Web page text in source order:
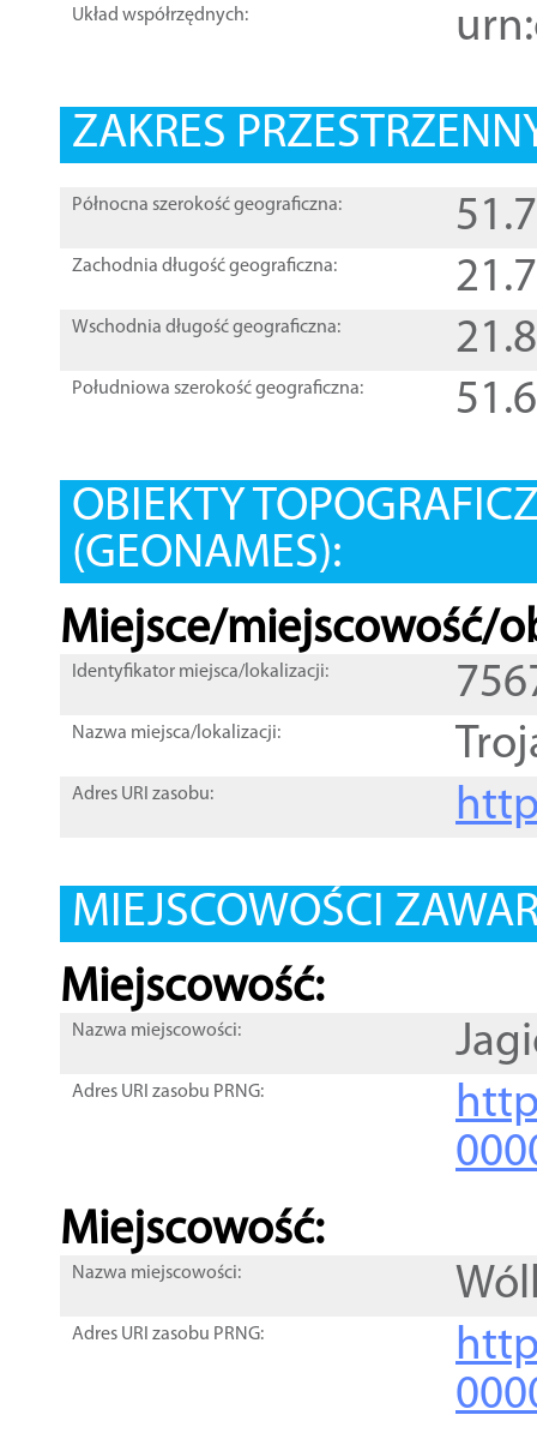
Układ współrzędnych:
ZAKRES
Północna szerokość geograficzna:
Zachodnia długość geograficzna:
Wschodnia długość geograficzna:
Południowa szerokość geograficzna:
OBIEKTY
(GEONAMES):
Miejsce/miejscowość/
Identyfikator miejsca/lokalizacji:
Nazwa miejsca/lokalizacji:
Adres URI zasobu:
MIEJSCOWOŚCI
Miejscowość:
Nazwa miejscowości:
Adres URI zasobu PRNG:
Miejscowość:
Nazwa miejscowości:
Adres URI zasobu PRNG: